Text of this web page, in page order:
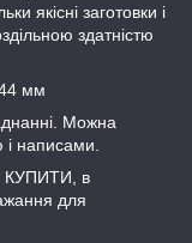
якісні заготовки і
здатністю
мм
Можна
і написами.
КУПИТИ, в
для